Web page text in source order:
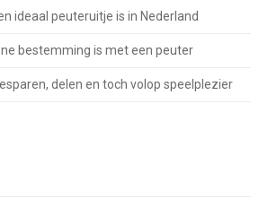
ideaal peuteruitje is in Nederland
bestemming is met een peuter
delen en toch volop speelplezier